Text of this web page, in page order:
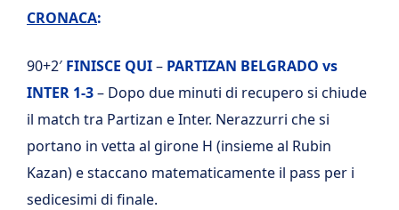
CRONACA:
90+2′ FINISCE QUI– PARTIZAN BELGRADO vs
INTER 1-3– Dopo due minuti di recupero si chiude
il match tra Partizan e Inter. Nerazzurri che si
portano in vetta al girone H (insieme al Rubin
Kazan) e staccano matematicamente il pass per i
sedicesimi di finale.